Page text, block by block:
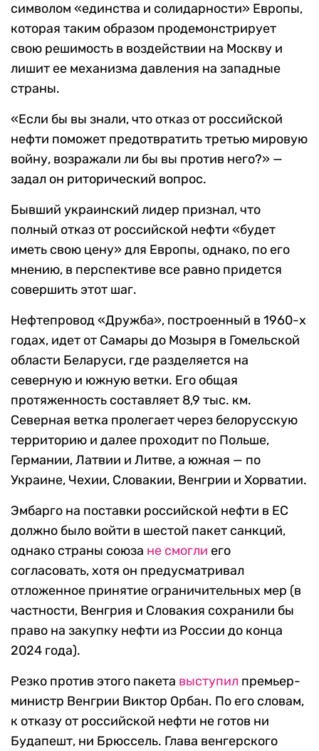
символом «единства и солидарности» Европы,
которая таким образом продемонстрирует
свою решимость в воздействии на Москву и
лишит ее механизма давления на западные
страны.
«Если бы вы знали, что отказ от российской
нефти поможет предотвратить третью мировую
войну, возражали ли бы вы против него?» —
задал он риторический вопрос.
Бывший украинский лидер признал, что
полный отказ от российской нефти «будет
иметь свою цену» для Европы, однако, по его
мнению, в перспективе все равно придется
совершить этот шаг.
Нефтепровод «Дружба», построенный в 1960-х
годах, идет от Самары до Мозыря в Гомельской
области Беларуси, где разделяется на
северную и южную ветки. Его общая
протяженность составляет 8,9 тыс. км.
Северная ветка пролегает через белорусскую
территорию и далее проходит по Польше,
Германии, Латвии и Литве, а южная — по
Украине, Чехии, Словакии, Венгрии и Хорватии.
Эмбарго на поставки российской нефти в ЕС
должно было войти в шестой пакет санкций,
однако страны союза не смогли его
согласовать, хотя он предусматривал
отложенное принятие ограничительных мер (в
частности, Венгрия и Словакия сохранили бы
право на закупку нефти из России до конца
2024 года).
Резко против этого пакета выступил премьер-
министр Венгрии Виктор Орбан. По его словам,
к отказу от российской нефти не готов ни
Будапешт, ни Брюссель. Глава венгерского